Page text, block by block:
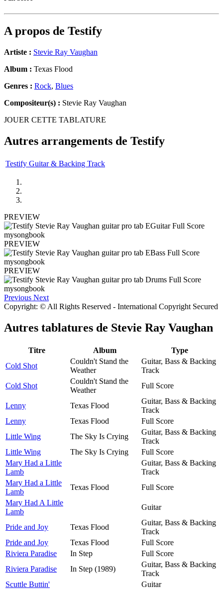
A propos de Testify
Artiste : Stevie Ray Vaughan
Album : Texas Flood
Genres : Rock, Blues
Compositeur(s) : Stevie Ray Vaughan
JOUER CETTE TABLATURE
Autres arrangements de Testify
Testify Guitar & Backing Track
PREVIEW
PREVIEW
PREVIEW
Previous Next
Copyright: © All Rights Reserved - International Copyright Secured
Autres tablatures de Stevie Ray Vaughan
Titre Album
Type
Cold Shot
Couldn't Stand the
Weather
Guitar, Bass & Backing
Track
Cold Shot
Couldn't Stand the
Weather
Full Score
Lenny Texas Flood
Guitar, Bass & Backing
Track
Lenny
Texas Flood
Full Score
Little Wing
The Sky Is Crying
Guitar, Bass & Backing
Track
Little Wing
The Sky Is Crying
Full Score
Mary Had a Little
Lamb
Guitar, Bass & Backing
Track
Mary Had a Little
Lamb
Texas Flood
Full Score
Mary Had A Little
Lamb
Guitar
Pride and Joy Texas Flood
Guitar, Bass & Backing
Track
Pride and Joy
Texas Flood
Full Score
Riviera Paradise
In Step
Full Score
Riviera Paradise
In Step (1989)
Guitar, Bass & Backing
Track
Scuttle Buttin'
Guitar